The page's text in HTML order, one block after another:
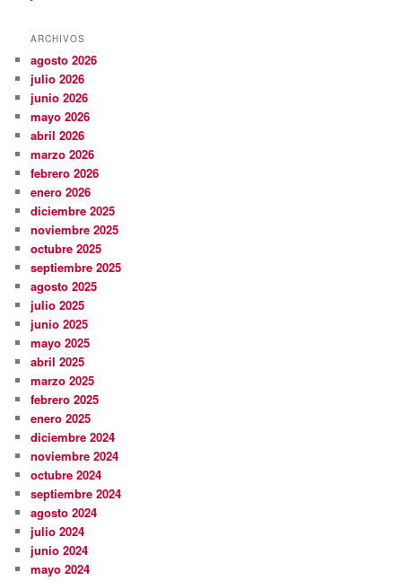
ARCHIVOS
agosto 2026
julio 2026
junio 2026
mayo 2026
abril 2026
marzo 2026
febrero 2026
enero 2026
diciembre 2025
noviembre 2025
octubre 2025
septiembre 2025
agosto 2025
julio 2025
junio 2025
mayo 2025
abril 2025
marzo 2025
febrero 2025
enero 2025
diciembre 2024
noviembre 2024
octubre 2024
septiembre 2024
agosto 2024
julio 2024
junio 2024
mayo 2024